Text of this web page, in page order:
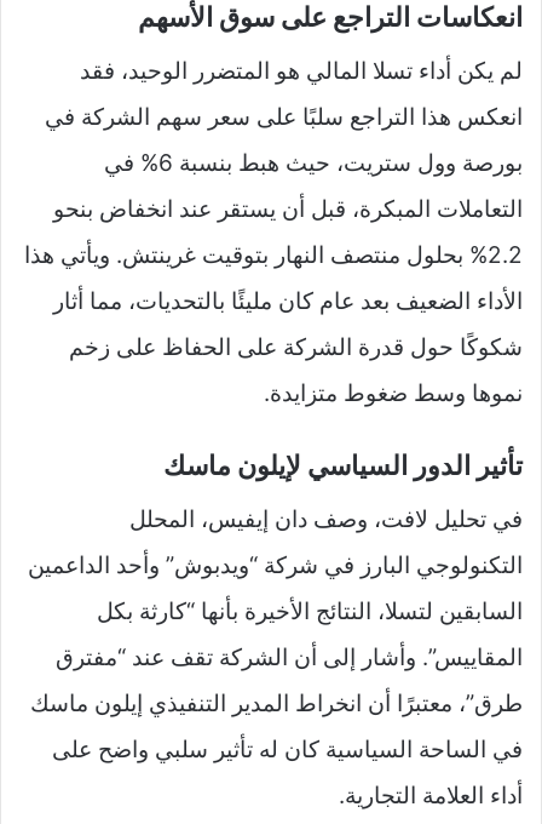
انعكاسات التراجع على سوق الأسهم
لم يكن أداء تسلا المالي هو المتضرر الوحيد، فقد
انعكس هذا التراجع سلبًا على سعر سهم الشركة في
بورصة وول ستريت، حيث هبط بنسبة 6% في
التعاملات المبكرة، قبل أن يستقر عند انخفاض بنحو
2.2% بحلول منتصف النهار بتوقيت غرينتش. ويأتي هذا
الأداء الضعيف بعد عام كان مليئًا بالتحديات، مما أثار
شكوكًا حول قدرة الشركة على الحفاظ على زخم
نموها وسط ضغوط متزايدة.
تأثير الدور السياسي لإيلون ماسك
في تحليل لافت، وصف دان إيفيس، المحلل
التكنولوجي البارز في شركة “ويدبوش” وأحد الداعمين
السابقين لتسلا، النتائج الأخيرة بأنها “كارثة بكل
المقاييس”. وأشار إلى أن الشركة تقف عند “مفترق
طرق”، معتبرًا أن انخراط المدير التنفيذي إيلون ماسك
في الساحة السياسية كان له تأثير سلبي واضح على
أداء العلامة التجارية.